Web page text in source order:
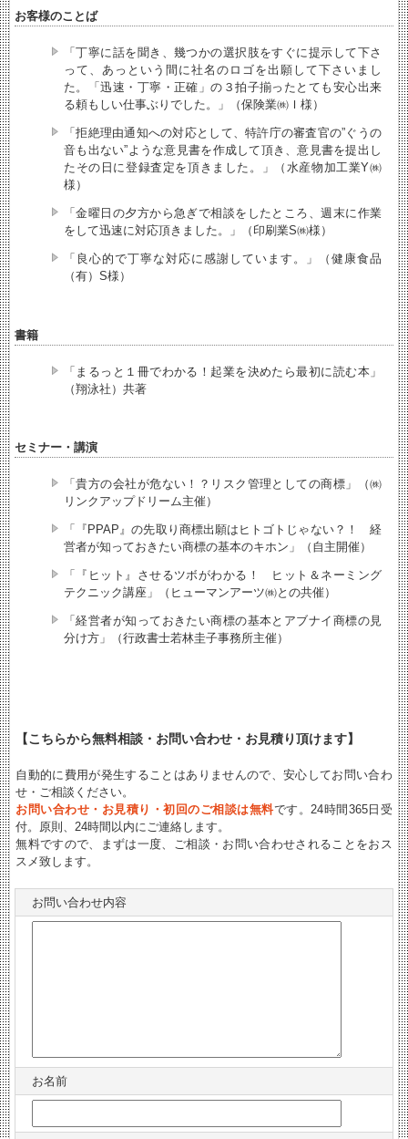
お客様のことば
「丁寧に話を聞き、幾つかの選択肢をすぐに提示して下さ
って、あっという間に社名のロゴを出願して下さいまし
た。「迅速・丁寧・正確」の３拍子揃ったとても安心出来
る頼もしい仕事ぶりでした。」（保険業㈱Ｉ様）
「拒絶理由通知への対応として、特許庁の審査官の”ぐうの
音も出ない”ような意見書を作成して頂き、意見書を提出し
たその日に登録査定を頂きました。」（水産物加工業Y㈱
様）
「金曜日の夕方から急ぎで相談をしたところ、週末に作業
をして迅速に対応頂きました。」（印刷業S㈱様）
「良心的で丁寧な対応に感謝しています。」（健康食品
（有）S様）
書籍
「まるっと１冊でわかる！起業を決めたら最初に読む本」
（翔泳社）共著
セミナー・講演
「貴方の会社が危ない！？リスク管理としての商標」（㈱
リンクアップドリーム主催）
「『PPAP』の先取り商標出願はヒトゴトじゃない？！ 経
営者が知っておきたい商標の基本のキホン」（自主開催）
「『ヒット』させるツボがわかる！ ヒット＆ネーミング
テクニック講座」（ヒューマンアーツ㈱との共催）
「経営者が知っておきたい商標の基本とアブナイ商標の見
分け方」（行政書士若林圭子事務所主催）
【こちらから無料相談・お問い合わせ・お見積り頂けます】
自動的に費用が発生することはありませんので、安心してお問い合わ
せ・ご相談ください。
お問い合わせ・お見積り・初回のご相談は無料です。24時間365日受
付。原則、24時間以内にご連絡します。
無料ですので、まずは一度、ご相談・お問い合わせされることをおス
スメ致します。
お問い合わせ内容
お名前